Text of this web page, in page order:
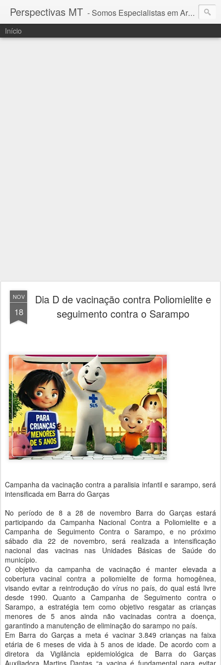
Perspectivas MT - Somos Especialistas em Araguaia - Mato Grosso
Início
NOV
18
Dia D de vacinação contra Poliomielite e
seguimento contra o Sarampo
Campanha da vacinação contra a paralisia infantil e sarampo, será
intensificada em Barra do Garças
No período de 8 a 28 de novembro Barra do Garças estará
participando da Campanha Nacional Contra a Poliomielite e a
Campanha de Seguimento Contra o Sarampo, e no próximo
sábado dia 22 de novembro, será realizada a intensificação
nacional das vacinas nas Unidades Básicas de Saúde do
município.
O objetivo da campanha de vacinação é manter elevada a
cobertura vacinal contra a poliomielite de forma homogênea,
visando evitar a reintrodução do vírus no país, do qual está livre
desde 1990. Quanto a Campanha de Seguimento contra o
Sarampo, a estratégia tem como objetivo resgatar as crianças
menores de 5 anos ainda não vacinadas contra a doença,
garantindo a manutenção de eliminação do sarampo no país.
Em Barra do Garças a meta é vacinar 3.849 crianças na faixa
etária de 6 meses de vida à 5 anos de idade. De acordo com a
diretora da Vigilância epidemiológica de Barra do Garças
Auxiliadora Martins Dantas “a vacina é fundamental para evitar